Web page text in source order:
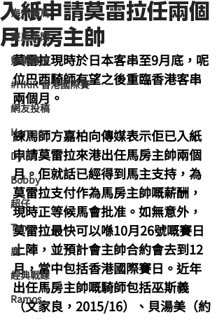
海外賽馬
賽馬新聞
競馬磚提
#HKIR 香港國際賽
網友投稿
Homan
Dylan
Bobby
超仔
Tony
鹿
經典戰線
Ramos
入紙申請莫雷拉任兩個
月馬房主帥
莫雷拉現時於日本客串至9月底，呢
位巴西騎師有望之後重臨香港客串
兩個月。
練馬師方嘉柏向傳媒表示佢已入紙
申請莫雷拉來港出任馬房主帥兩個
月。佢就話已經得到馬主支持，為
莫雷拉支付作為馬房主帥嘅薪酬，
現時正等候馬會批准。如無意外，
莫雷拉最快可以喺10月26號嘅賽日
上陣，並預計會主帥合約會去到12
月，當中包括香港國際賽日。近年
出任馬房主帥嘅騎師包括巫斯義
（文家良，2015/16）、貝湯美（約